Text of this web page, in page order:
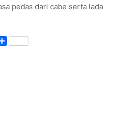
pedas dari cabe serta lada
Share